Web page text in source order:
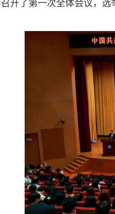
开了第一次全体会议，